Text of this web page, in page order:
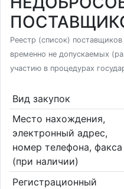
Реестр (список)
временно не допускаемых
участию в процедурах
Вид закупок
Место нахождения,
электронный адрес,
номер телефона, факса
(при наличии)
Регистрационный